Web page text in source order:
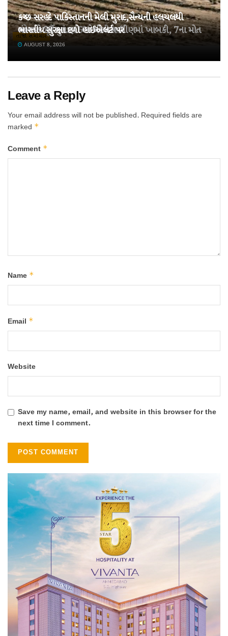
તહેવારો પૂર્વે ખાંડ 15% મોંઘી થઈ!
AUGUST 8, 2026
ચંબામાં 22 મુસાફરો ભરેલી બસ ખીણમાં ખાબકી, 7ના મોત
AUGUST 8, 2026
તાજા સમાચાર
કચ્છ સરહદે પાકિસ્તાનની મેલી મુરાદ,સૈન્યની હલચલથી
ભારતીય સુરક્ષા દળો હાઈએલર્ટ પર
AUGUST 8, 2026
Leave a Reply
Your email address will not be published. Required fields are
marked *
Comment *
Name *
Email *
Website
Save my name, email, and website in this browser for the
next time I comment.